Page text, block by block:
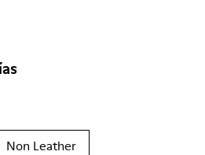
Non Leather